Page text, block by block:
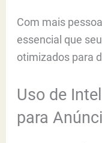
Com mais
essencial que
otimizados para
Uso de
para